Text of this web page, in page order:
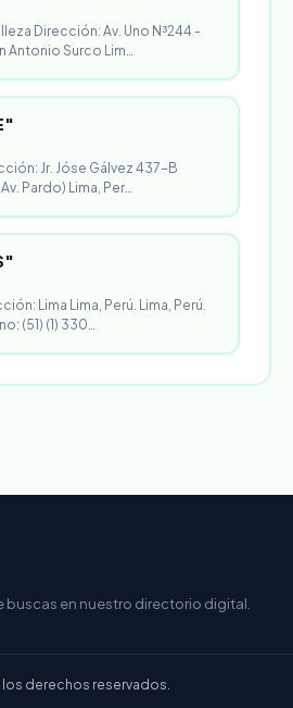
Dirección: Av. Uno N³244 -
Antonio Surco Lim…
Jr. Jóse Gálvez 437-B
Pardo) Lima, Per…
Lima Lima, Perú. Lima, Perú.
(51) (1) 330…
buscas en nuestro directorio digital.
derechos reservados.